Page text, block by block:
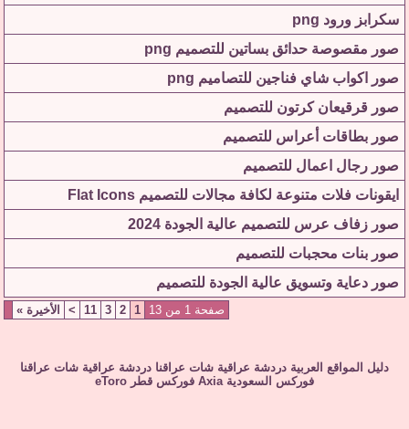
سكرابز ورود png
صور مقصوصة حدائق بساتين للتصميم png
صور اكواب شاي فناجين للتصاميم png
صور قرقيعان كرتون للتصميم
صور بطاقات أعراس للتصميم
صور رجال اعمال للتصميم
ايقونات فلات متنوعة لكافة مجالات للتصميم Flat Icons
صور زفاف عرس للتصميم عالية الجودة 2024
صور بنات محجبات للتصميم
صور دعاية وتسويق عالية الجودة للتصميم
صفحة 1 من 13 1
2
3
11
> الأخيرة »
دليل المواقع العربية دردشة عراقية شات عراقنا دردشة عراقية شات عراقنا
فوركس السعودية Axia فوركس قطر eToro